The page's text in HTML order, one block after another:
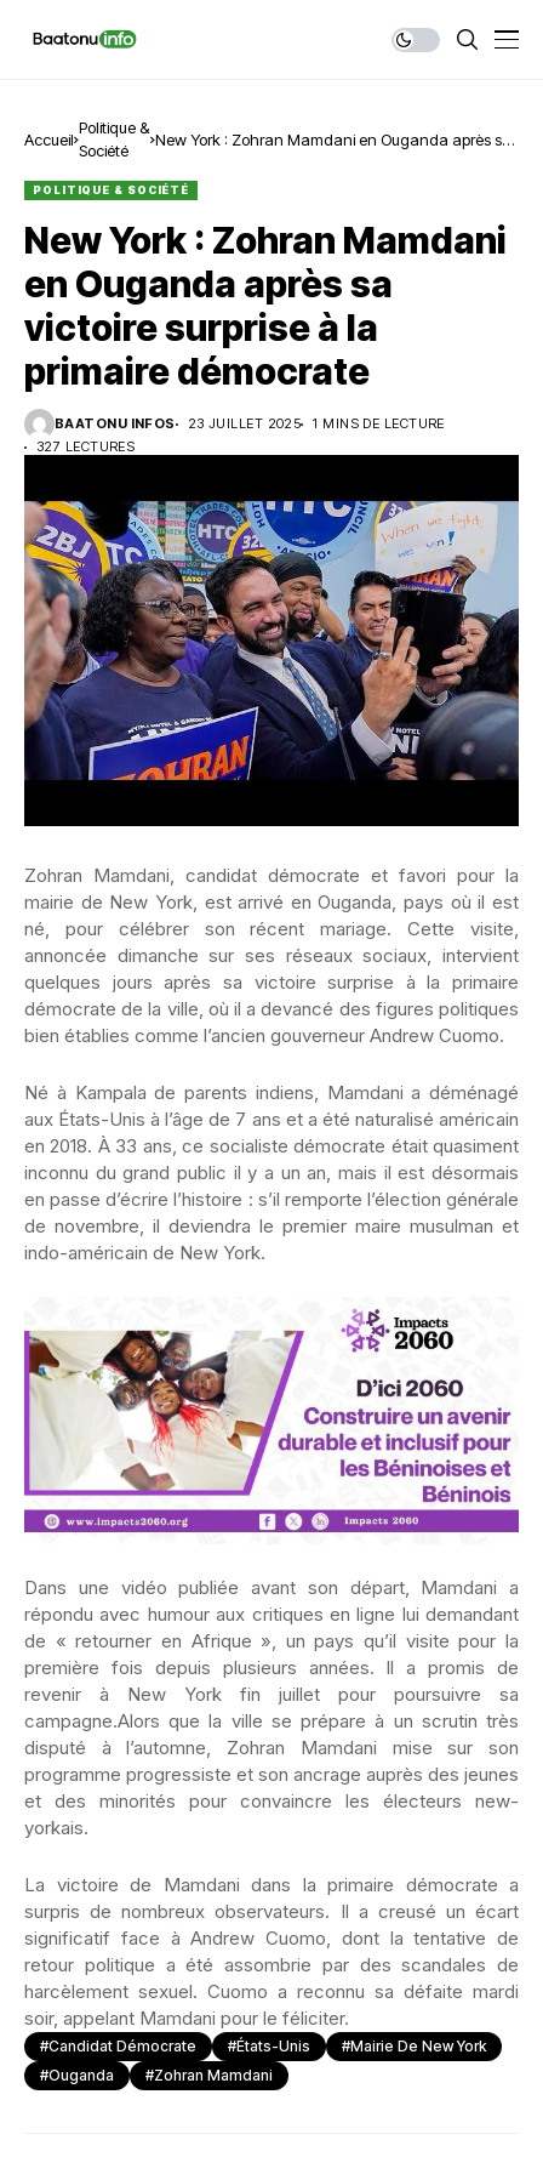
Accueil
Politique &
Société
New York : Zohran Mamdani en Ouganda après sa
POLITIQUE & SOCIÉTÉ
New York : Zohran Mamdani
en Ouganda après sa
victoire surprise à la
primaire démocrate
BAATONU INFOS 23 JUILLET 2025
1 MINS DE LECTURE
327 LECTURES
Zohran Mamdani, candidat démocrate et favori pour la
mairie de New York, est arrivé en Ouganda, pays où il est
né, pour célébrer son récent mariage. Cette visite,
annoncée dimanche sur ses réseaux sociaux, intervient
quelques jours après sa victoire surprise à la primaire
démocrate de la ville, où il a devancé des figures politiques
bien établies comme l’ancien gouverneur Andrew Cuomo.
Né à Kampala de parents indiens, Mamdani a déménagé
aux États-Unis à l’âge de 7 ans et a été naturalisé américain
en 2018. À 33 ans, ce socialiste démocrate était quasiment
inconnu du grand public il y a un an, mais il est désormais
en passe d’écrire l’histoire : s’il remporte l’élection générale
de novembre, il deviendra le premier maire musulman et
indo-américain de New York.
Dans une vidéo publiée avant son départ, Mamdani a
répondu avec humour aux critiques en ligne lui demandant
de « retourner en Afrique », un pays qu’il visite pour la
première fois depuis plusieurs années. Il a promis de
revenir à New York fin juillet pour poursuivre sa
campagne.Alors que la ville se prépare à un scrutin très
disputé à l’automne, Zohran Mamdani mise sur son
programme progressiste et son ancrage auprès des jeunes
et des minorités pour convaincre les électeurs new-
yorkais.
La victoire de Mamdani dans la primaire démocrate a
surpris de nombreux observateurs. Il a creusé un écart
significatif face à Andrew Cuomo, dont la tentative de
retour politique a été assombrie par des scandales de
harcèlement sexuel. Cuomo a reconnu sa défaite mardi
soir, appelant Mamdani pour le féliciter.
#Candidat Démocrate #États-Unis
#Mairie De New York
#Ouganda
#Zohran Mamdani